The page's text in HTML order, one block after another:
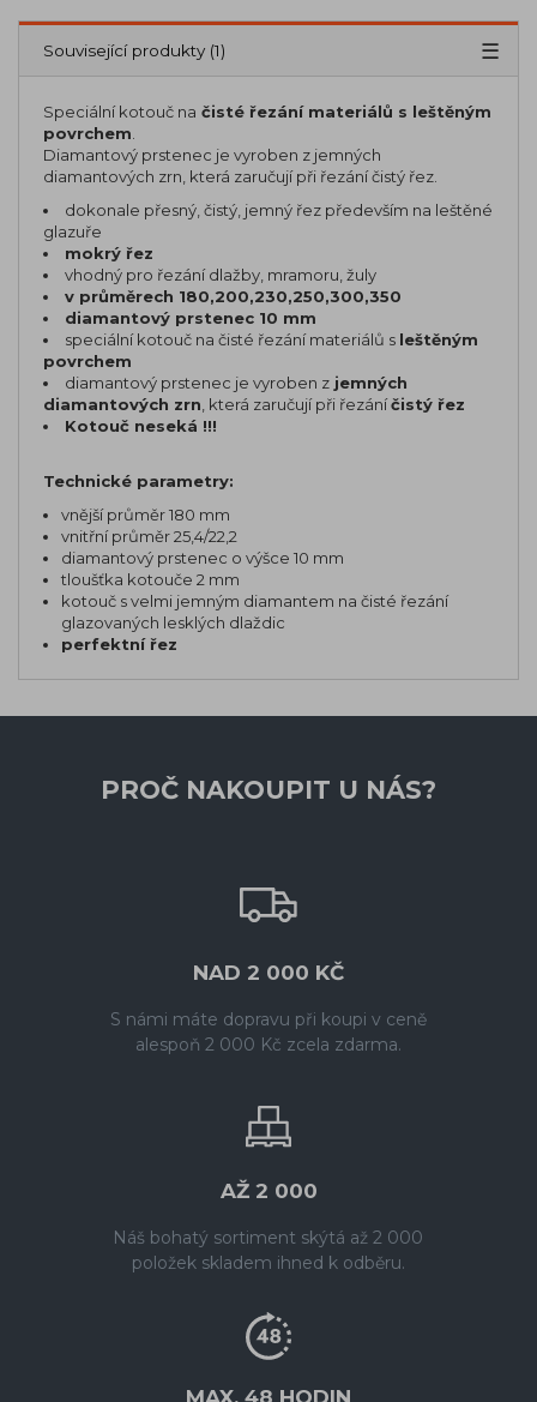
Popis
Parametry (6)
Související produkty (1)
Speciální kotouč na čisté řezání materiálů s leštěným
povrchem
Diamantový prstenec je vyroben z jemných
diamantových zrn, která zaručují při řezání čistý řez.
dokonale přesný, čistý, jemný řez především na leštěné
glazuře
mokrý řez
vhodný pro řezání dlažby, mramoru, žuly
v průměrech 180,200,230,250,300,350
diamantový prstenec 10 mm
speciální kotouč na čisté řezání materiálů s leštěným
povrchem
diamantový prstenec je vyroben z jemných
diamantových zrn , která zaručují při řezáníčistý řez
Kotouč neseká !!!
Technické parametry:
vnější průměr 180 mm
vnitřní průměr 25,4/22,2
diamantový prstenec o výšce 10 mm
tloušťka kotouče 2 mm
kotouč s velmi jemným diamantem na čisté řezání
glazovaných lesklých dlaždic
perfektní řez
PROČ NAKOUPIT U NÁS?
NAD 2 000 KČ
S námi máte dopravu při koupi v ceně
alespoň 2 000 Kč zcela zdarma.
AŽ 2 000
Náš bohatý sortiment skýtá až 2 000
položek skladem ihned k odběru.
MAX. 48 HODIN